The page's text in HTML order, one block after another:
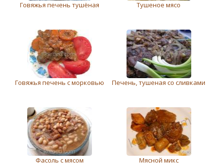
Говяжья печень тушёная Тушеное мясо
Говяжья печень с морковью Печень, тушеная со сливками
Фасоль с мясом Мясной микс